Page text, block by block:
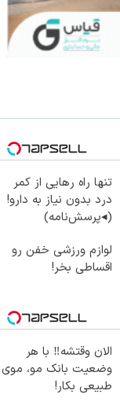
تنها راه رهایی از کمر
درد بدون نیاز به دارو!
(◂پرسش‌نامه)
لوازم ورزشی خفن رو
اقساطی بخر!
الان وقتشه‼️ با هر
وضعیت بانک مو، موی
طبیعی بکار!